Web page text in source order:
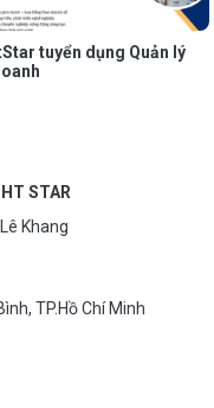
tuyển dụng Quản lý
STAR
Khang
TP.Hồ Chí Minh